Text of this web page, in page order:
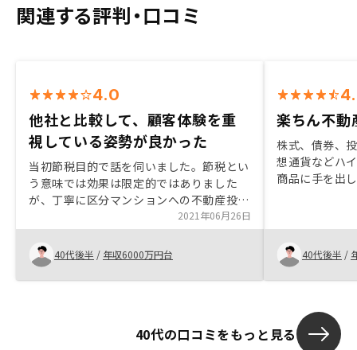
関連する評判・口コミ
4.0
他社と比較して、顧客体験を重
視している姿勢が良かった
当初節税目的で話を伺いました。節税とい
う意味では効果は限定的ではありました
が、丁寧に区分マンションへの不動産投資
のメリット・リスクをご説明いただいて購
入に至りました。 他社も複数社検討しま
したが、物件自体の良さ、説明の丁寧さ、
顧客体験を重視している会社の姿勢から
RNOSYでの購入を決めました。
2021年06月26日
40代後半 / 年収6000万円台
楽ちん不動
株式、債券、
想通貨などハ
商品に手を出
投資にを始め
で、安定的な
目処が立ちそ
地方物件を中
ただいている。
40代後半 /
40代の口コミをもっと見る